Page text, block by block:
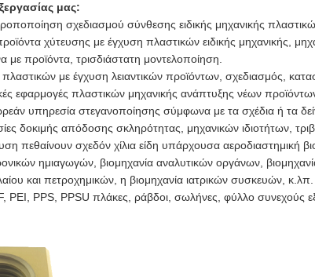
μας:
σχεδιασμού σύνθεσης ειδικής μηχανικής
χύτευσης με έγχυση πλαστικών ειδικής μηχανικής,
προϊόντα, τρισδιάστατη μοντελοποίηση.
πλαστικών με έγχυση λειαντικών προϊόντων, σχεδιασμός,
εφαρμογές πλαστικών μηχανικής ανάπτυξης νέων
υπηρεσία στεγανοποίησης σύμφωνα με τα σχέδια ή τα
δοκιμής απόδοσης σκληρότητας, μηχανικών ιδιοτήτων,
πεθαίνουν σχεδόν χίλια είδη υπάρχουσα αεροδιαστημική
ημιαγωγών, βιομηχανία αναλυτικών οργάνων,
και πετροχημικών, η βιομηχανία ιατρικών συσκευών,
PEI, PPS, PPSU πλάκες, ράβδοι, σωλήνες, φύλλο συνεχούς